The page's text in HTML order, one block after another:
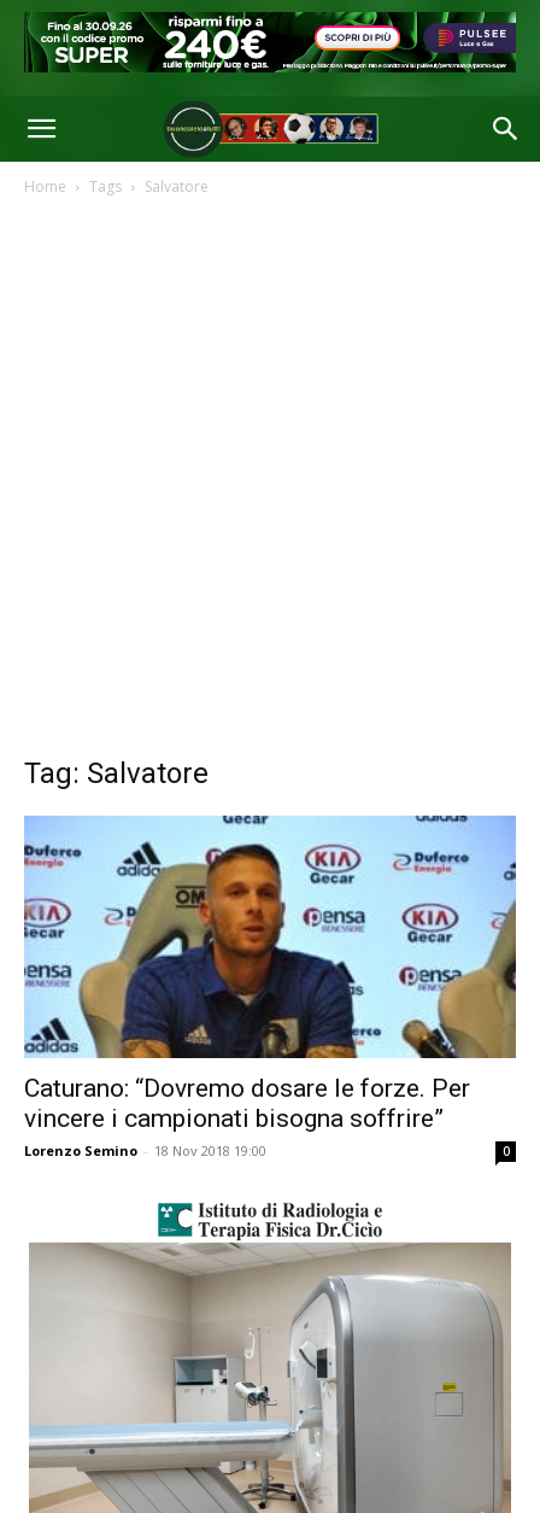
Home Tags Salvatore
Tag: Salvatore
Caturano: “Dovremo dosare le forze. Per
vincere i campionati bisogna soffrire”
Lorenzo Semino - 18 Nov 2018 19:00 0